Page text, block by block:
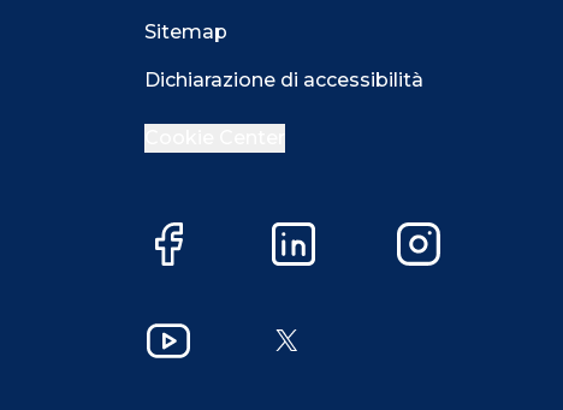
Sitemap
Dichiarazione di accessibilità
Facebook LinkedIn Instagram
YouTube X
Accetta Più opzioni